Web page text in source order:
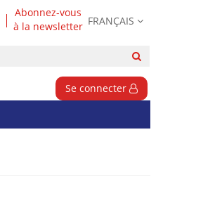
Abonnez-vous
à la newsletter FRANÇAIS
Se connecter